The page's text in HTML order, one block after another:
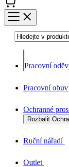
Pracovní
Pracovní obuv
Ochranné
Rozbalit
Ruční nářadí
Outlet